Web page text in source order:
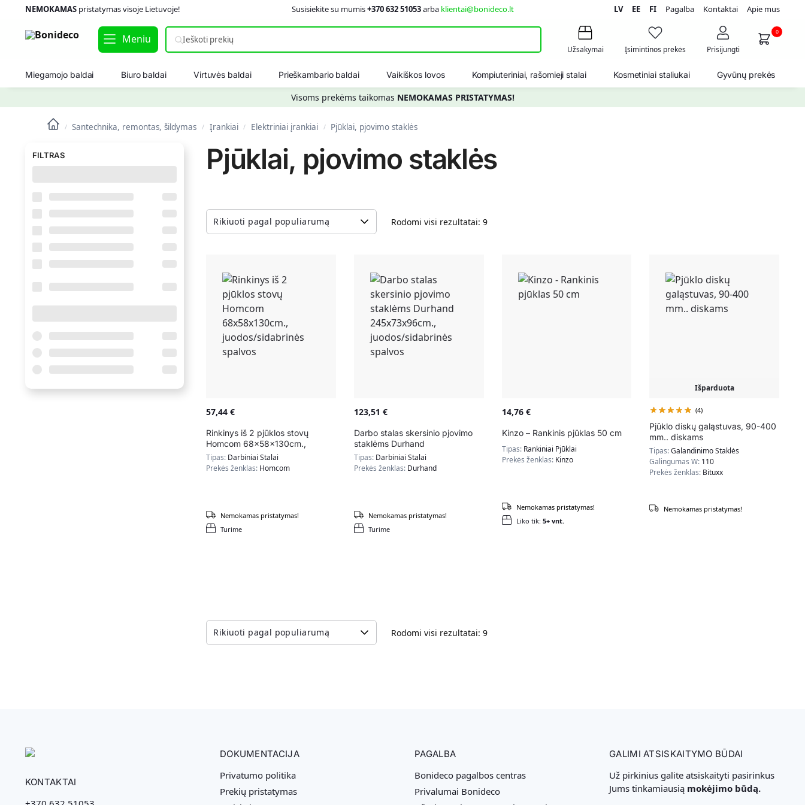
NEMOKAMASpristatymas visoje Lietuvoje! Susisiekite su mumis+370 632 51053arba klientai@bonideco.lt LV EE FI Pagalba Kontaktai Apie mus
Meniu
Užsakymai Įsimintinos prekės Prisijungti
0
Miegamojo baldai Biuro baldai Virtuvės baldai Prieškambario baldai Vaikiškos lovos Kompiuteriniai, rašomieji stalai Kosmetiniai staliukai Gyvūnų prekės
Visoms prekėms taikomas NEMOKAMAS PRISTATYMAS!
/ Santechnika, remontas, šildymas / Įrankiai / Elektriniai įrankiai / Pjūklai, pjovimo staklės
Pjūklai, pjovimo staklės
Rodomi visi rezultatai: 9
57,44€
Rinkinys iš 2 pjūklos stovų
Homcom 68x58x130cm.,
juodos/sidabrinės spalvos
Tipas: Darbiniai Stalai
Prekės ženklas: Homcom
Turime
Nemokamas pristatymas!
123,51 €
Darbo stalas skersinio pjovimo
staklėms Durhand
245x73x96cm.,
juodos/sidabrinės spalvos
Tipas: Darbiniai Stalai
Prekės ženklas: Durhand
Turime
Nemokamas pristatymas!
14,76 €
Kinzo – Rankinis pjūklas 50 cm
Tipas: Rankiniai Pjūklai
Prekės ženklas: Kinzo
Liko tik: 5+ vnt.
Nemokamas pristatymas!
Išparduota
(4)
Pjūklo diskų galąstuvas, 90-400
mm.. diskams
Tipas:Galandinimo Staklės
Galingumas W: 110
Prekės ženklas: Bituxx
Nemokamas pristatymas!
Rodomi visi rezultatai: 9
FILTRAS
KONTAKTAI
DOKUMENTACIJA
Privatumo politika
Prekių pristatymas
PAGALBA
Bonideco pagalbos centras
Privalumai Bonideco
GALIMI ATSISKAITYMO BŪDAI
Už pirkinius galite atsiskaityti pasirinkus
Jums tinkamiausią mokėjimo būdą.